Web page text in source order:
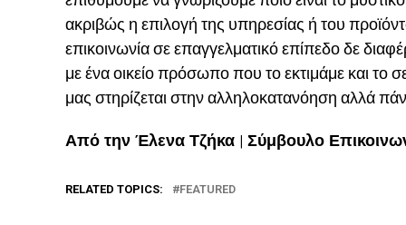
ακριβώς η επιλογή της υπηρεσίας ή του
επικοινωνία σε επαγγελματικό επίπεδο δε
με ένα οικείο πρόσωπο που το εκτιμάμε και το
μας στηρίζεται στην αλληλοκατανόηση αλλά
Από την Έλενα Τζήκα | Σύμβουλο
RELATED TOPICS: FEATURED